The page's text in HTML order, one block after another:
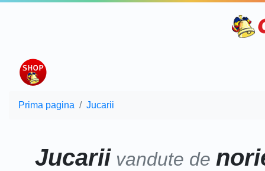
Prima pagina Jucarii
Jucariivandute de